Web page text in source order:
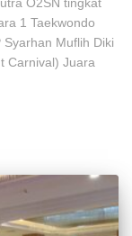
O2SN tingkat
1 Taekwondo
Muflih Diki
Carnival) Juara